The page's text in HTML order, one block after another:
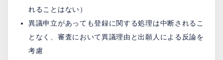
日本語 English
れることはない）
異議申立があっても登録に関する処理は中断されるこ
となく、審査において異議理由と出願人による反論を
考慮